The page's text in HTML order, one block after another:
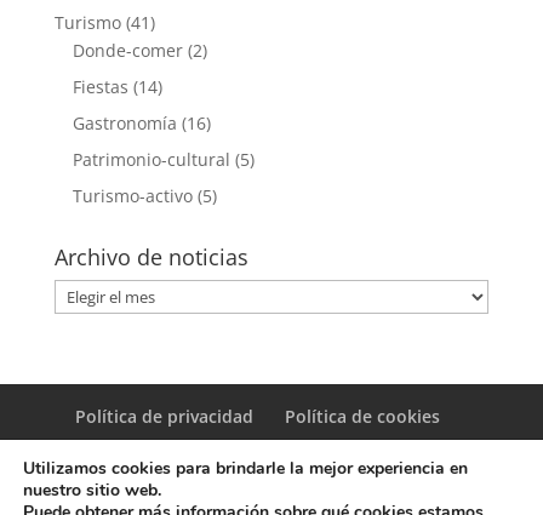
Turismo(41)
Donde-comer(2)
Fiestas (14)
Gastronomía (16)
Patrimonio-cultural (5)
Turismo-activo(5)
Archivo de noticias
Archivo
de
Política de privacidad Política de cookies
Utilizamos cookies para brindarle la mejor experiencia en
nuestro sitio web.